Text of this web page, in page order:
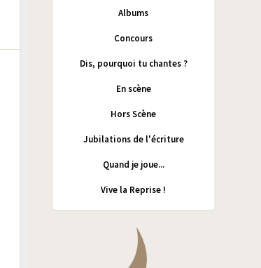
Albums
Concours
Dis, pourquoi tu chantes ?
En scène
Hors Scène
Jubilations de l'écriture
Quand je joue...
Vive la Reprise !